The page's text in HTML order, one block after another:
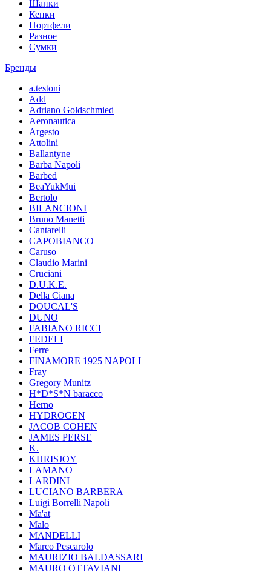
Шапки
Кепки
Портфели
Разное
Сумки
Бренды
a.testoni
Add
Adriano Goldschmied
Aeronautica
Argesto
Attolini
Ballantyne
Barba Napoli
Barbed
BeaYukMui
Bertolo
BILANCIONI
Bruno Manetti
Cantarelli
CAPOBIANCO
Caruso
Claudio Marini
Cruciani
D.U.K.E.
Della Ciana
DOUCAL'S
DUNO
FABIANO RICCI
FEDELI
Ferre
FINAMORE 1925 NAPOLI
Fray
Gregory Munitz
H*D*S*N baracco
Herno
HYDROGEN
JACOB COHEN
JAMES PERSE
K.
KHRISJOY
LAMANO
LARDINI
LUCIANO BARBERA
Luigi Borrelli Napoli
Ma'at
Malo
MANDELLI
Marco Pescarolo
MAURIZIO BALDASSARI
MAURO OTTAVIANI